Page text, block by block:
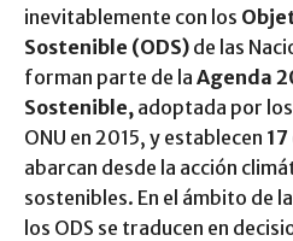
inevitablemente con los
Sostenible (ODS) de las
forman parte de la Agenda
Sostenible, adoptada por
ONU en 2015, y establecen
abarcan desde la acción
sostenibles. En el ámbito de
los ODS se traducen en